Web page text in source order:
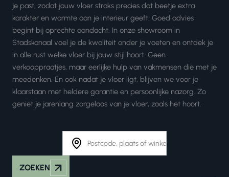
je past, zodat jouw vloer straks precies dat beetje extra
karakter en warmte aan je interieur geeft. Goed advies
begint bij oprechte aandacht. In onze showroom in
Stadskanaal voel je de kwaliteit onder je voeten en ontdek je
in alle rust welke vloer bij jouw stijl hoort. Geen
verkooppraatjes, maar eerlijke hulp van vakmensen die met je
meedenken. En ook nadat je vloer ligt, blijven we voor je
klaarstaan met heldere garantie en persoonlijke nazorg. Zo
geniet je jarenlang zorgeloos van je vloer, zoals het hoort.
ZOEKEN